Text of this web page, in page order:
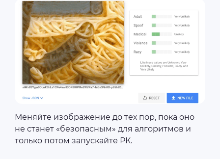
Меняйте изображение до тех пор, пока оно
не станет «безопасным» для алгоритмов и
только потом запускайте РК.